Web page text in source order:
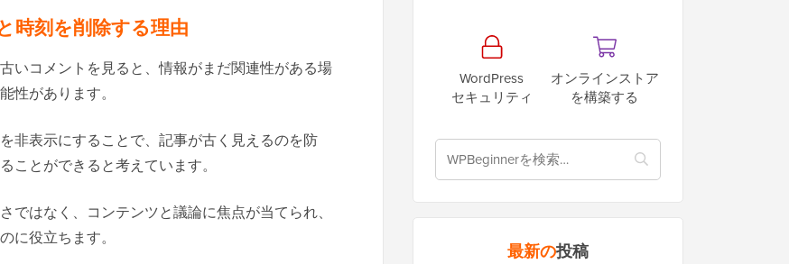
時刻を削除する理由
いコメントを見ると、情報がまだ関連性がある場
性があります。
を非表示にすることで、記事が古く見えるのを防
ことができると考えています。
ではなく、コンテンツと議論に焦点が当てられ、
に役立ちます。
WordPress
セキュリティ
オンラインストア
を構築する
最新の投稿